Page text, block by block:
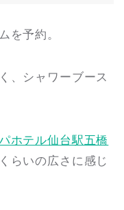
を予約。
、シャワーブース
ホテル仙台駅五橋
らいの広さに感じ